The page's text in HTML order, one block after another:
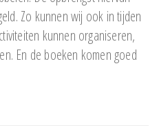
Zo kunnen wij ook in tijden
kunnen organiseren,
En de boeken komen goed